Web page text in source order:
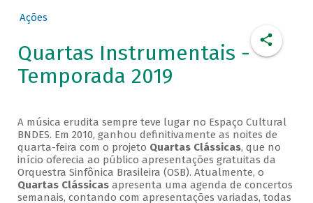
Ações
Quartas Instrumentais -
Temporada 2019
A música erudita sempre teve lugar no Espaço Cultural
BNDES. Em 2010, ganhou definitivamente as noites de
quarta-feira com o projeto Quartas Clássicas, que no
início oferecia ao público apresentações gratuitas da
Orquestra Sinfônica Brasileira (OSB). Atualmente, o
Quartas Clássicasapresenta uma agenda de concertos
semanais, contando com apresentações variadas, todas